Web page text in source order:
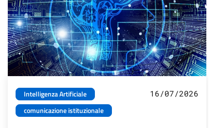
Intelligenza Artificiale
comunicazione istituzionale
16/07/2026